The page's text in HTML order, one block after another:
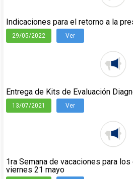
Indicaciones para el retorno a la
29/05/2022 Ver
Entrega de Kits de Evaluación
13/07/2021 Ver
1ra Semana de vacaciones para
viernes 21 mayo